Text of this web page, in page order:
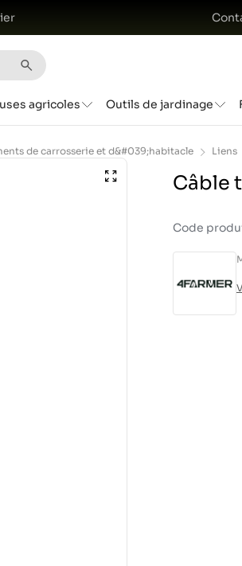
agricoles Outils de jardinage
de carrosserie et d&#039;habitacle Liens
Câble
Code